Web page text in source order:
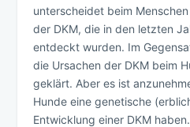
unterscheidet beim
der DKM, die in den letzten
entdeckt wurden. Im
die Ursachen der DKM beim
geklärt. Aber es ist
Hunde eine genetische
Entwicklung einer DKM